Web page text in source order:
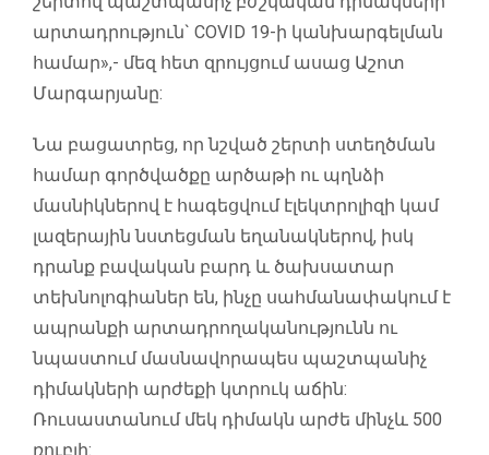
արտադրություն` COVID 19-ի կանխարգելման
համար»,- մեզ հետ զրույցում ասաց Աշոտ
Մարգարյանը:
Նա բացատրեց, որ նշված շերտի ստեղծման
համար գործվածքը արծաթի ու պղնձի
մասնիկներով է հագեցվում էլեկտրոլիզի կամ
լազերային նստեցման եղանակներով, իսկ
դրանք բավական բարդ և ծախսատար
տեխնոլոգիաներ են, ինչը սահմանափակում է
ապրանքի արտադրողականությունն ու
նպաստում մասնավորապես պաշտպանիչ
դիմակների արժեքի կտրուկ աճին:
Ռուսաստանում մեկ դիմակն արժե մինչև 500
ռուբլի: